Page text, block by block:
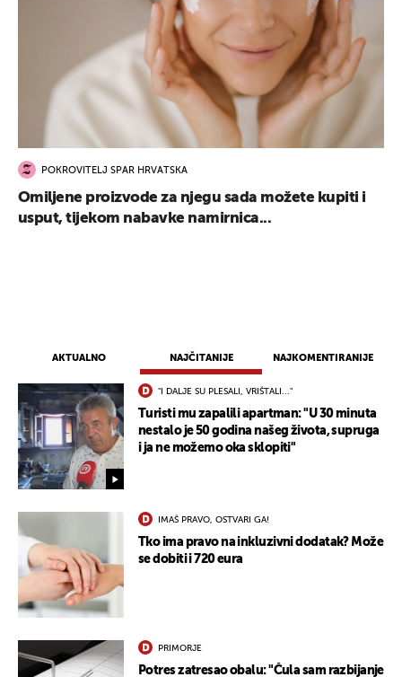
AKTUALNO NAJČITANIJE NAJKOMENTIRANIJE
"I DALJE SU PLESALI, VRIŠTALI..."
Turisti mu zapalili apartman: "U 30 minuta
nestalo je 50 godina našeg života, supruga
i ja ne možemo oka sklopiti"
IMAŠ PRAVO, OSTVARI GA!
Tko ima pravo na inkluzivni dodatak? Može
se dobiti i 720 eura
PRIMORJE
Potres zatresao obalu: "Čula sam razbijanje
POKROVITELJ SPAR HRVATSKA
Omiljene proizvode za njegu sada možete kupiti i
usput, tijekom nabavke namirnica...